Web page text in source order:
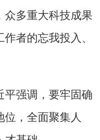
众多重大科技成果
者的忘我投入、
强调，要牢固确
位，全面聚集人